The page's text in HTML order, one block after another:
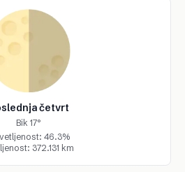
četvrt
Bik 17°
46.3%
372.131 km